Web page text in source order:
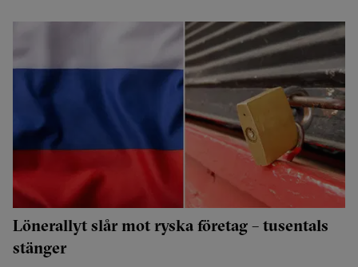
Lönerallyt slår mot ryska företag – tusentals
stänger